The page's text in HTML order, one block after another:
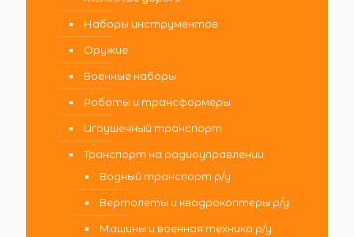
Наборы инструментов
Оружие
Военные наборы
Роботы и трансформеры
Игрушечный транспорт
Транспорт на радиоуправлении
Водный транспорт р/у
Вертолеты и квадрокоптеры р/у
Машины и военная техника р/у